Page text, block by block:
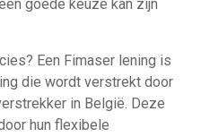
goede keuze kan zijn
Een Fimaser lening is
die wordt verstrekt door
in België. Deze
hun flexibele